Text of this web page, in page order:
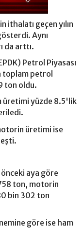
ithalatı geçen yılın
Aynı
da arttı.
Petrol Piyasası
toplam petrol
ton oldu.
üretimi yüzde 8.5'lik
üretimi ise
aya göre
ton, motorin
bin 302 ton
göre ise ham